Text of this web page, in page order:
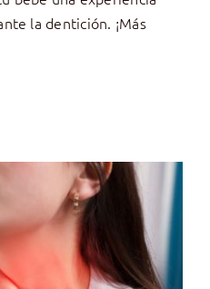
la dentición. ¡Más